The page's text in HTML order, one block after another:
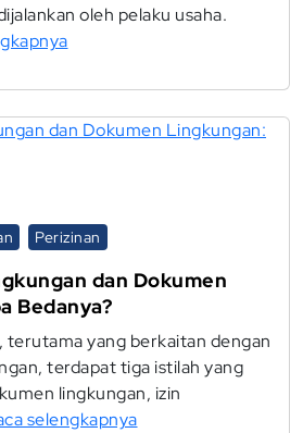
oleh pelaku usaha.
Perizinan
dan Dokumen
Bedanya?
terutama yang berkaitan dengan
terdapat tiga istilah yang
lingkungan, izin
selengkapnya